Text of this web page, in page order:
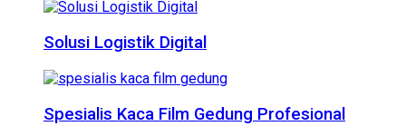
Solusi Logistik Digital
Spesialis Kaca Film Gedung Profesional